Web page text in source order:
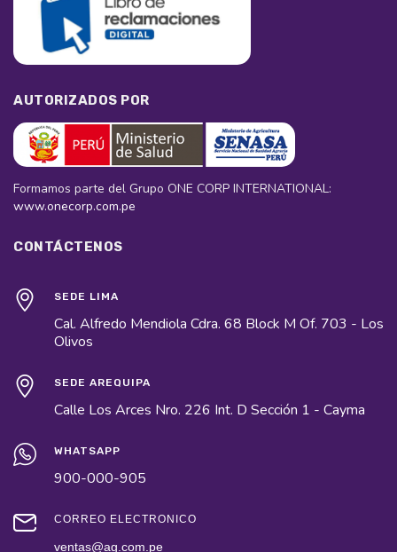
AUTORIZADOS POR
Formamos parte del Grupo ONE CORP INTERNATIONAL:
www.onecorp.com.pe
CONTÁCTENOS
SEDE LIMA
Cal. Alfredo Mendiola Cdra. 68 Block M Of. 703 - Los
Olivos
SEDE AREQUIPA
Calle Los Arces Nro. 226 Int. D Sección 1 - Cayma
WHATSAPP
900-000-905
CORREO ELECTRÓNICO
ventas@ag.com.pe